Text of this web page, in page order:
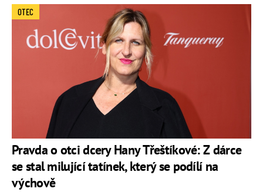
Pravda o otci dcery Hany Třeštíkové: Z dárce
se stal milující tatínek, který se podílí na
výchově
OTEC